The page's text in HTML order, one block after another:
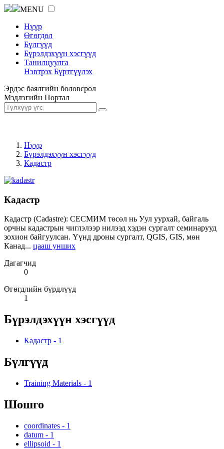
MENU
Нүүр
Өгөгдөл
Бүлгүүд
Бүрэлдэхүүн хэсгүүд
Танилцуулга
Нэвтрэх Бүртгүүлэх
Эрдэс баялгийн боловсрол
Мэдлэгийн Портал
Нүүр
Бүрэлдэхүүн хэсгүүд
Кадастр
Кадастр
Кадастр (Cadastre): СЕСМИМ төсөл нь Уул уурхай, байгаль
орчны кадастрын чиглэлээр нилээд хэдэн сургалт семинарууд
зохион байгуулсан. Үүнд дроны сургалт, QGIS, GIS, мөн
Канад... цааш унших
Дагагчид
0
Өгөгдлийн бүрдлүүд
1
Бүрэлдэхүүн хэсгүүд
Кадастр - 1
Бүлгүүд
Training Materials - 1
Шошго
coordinates - 1
datum - 1
ellipsoid - 1